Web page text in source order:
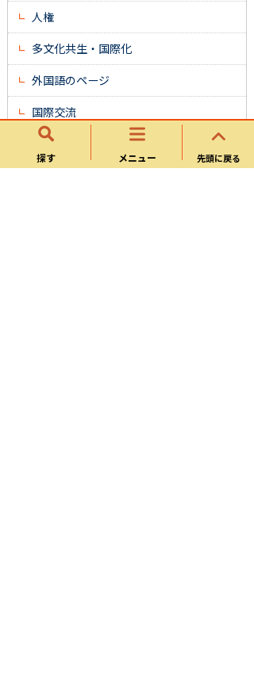
探す メニュー 先頭に戻る
人権
多文化共生・国際化
外国語のページ
国際交流
パブリックコメント